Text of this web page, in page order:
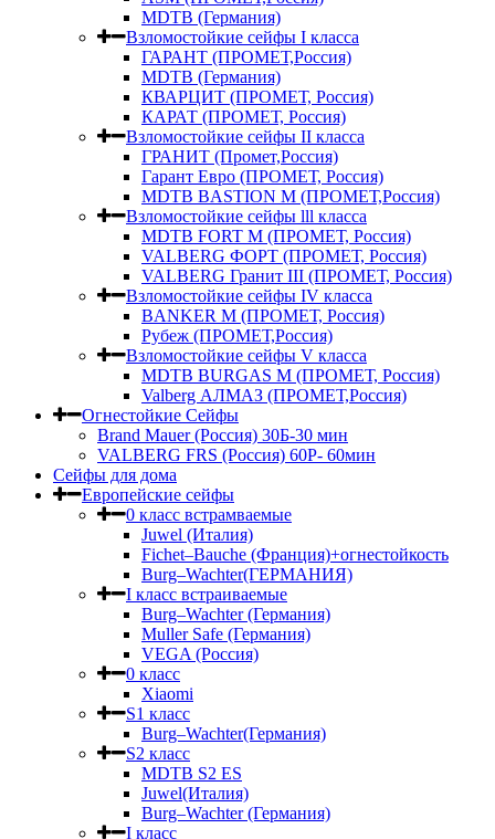
MDTB (Германия)
Взломостойкие сейфы I класса
ГАРАНТ (ПРОМЕТ,Россия)
MDTB (Германия)
КВАРЦИТ (ПРОМЕТ, Россия)
КАРАТ (ПРОМЕТ, Россия)
Взломостойкие сейфы II класса
ГРАНИТ (Промет,Россия)
Гарант Евро (ПРОМЕТ, Россия)
MDTB BASTION M (ПРОМЕТ,Россия)
Взломостойкие сейфы lll класса
MDTB FORT M (ПРОМЕТ, Россия)
VALBERG ФОРТ (ПРОМЕТ, Россия)
VALBERG Гранит III (ПРОМЕТ, Россия)
Взломостойкие сейфы IV класса
BANKER M (ПРОМЕТ, Россия)
Рубеж (ПРОМЕТ,Россия)
Взломостойкие сейфы V класса
MDTB BURGAS M (ПРОМЕТ, Россия)
Valberg АЛМАЗ (ПРОМЕТ,Россия)
Огнестойкие Сейфы
Brand Mauer (Россия) 30Б-30 мин
VALBERG FRS (Россия) 60Р- 60мин
Сейфы для дома
Европейские сейфы
0 класс встрамваемые
Juwel (Италия)
Fichet–Bauche (Франция)+огнестойкость
Burg–Wachter(ГЕРМАНИЯ)
I класс встраиваемые
Burg–Wachter (Германия)
Muller Safe (Германия)
VEGA (Россия)
0 класс
Xiaomi
S1 класс
Burg–Wachter(Германия)
S2 класс
MDTB S2 ES
Juwel(Италия)
Burg–Wachter (Германия)
I класс